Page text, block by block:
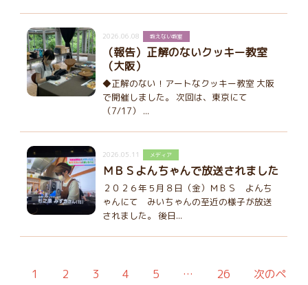
2026.06.08 教えない教室
（報告）正解のないクッキー教室
（大阪）
◆正解のない！アートなクッキー教室 大阪
で開催しました。 次回は、東京にて
（7/17） ...
2026.05.11 メディア
ＭＢＳよんちゃんで放送されました
２０２６年５月８日（金）ＭＢＳ よんち
ゃんにて みいちゃんの至近の様子が放送
されました。 後日...
1 2 3 4 5 … 26
次のペ